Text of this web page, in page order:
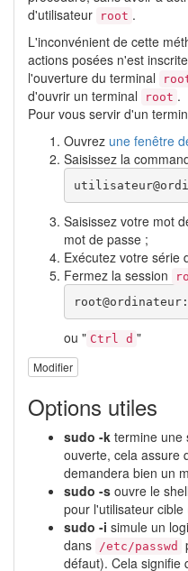
d'utilisateur
root .
L'inconvénient de cette
actions posées n'est
l'ouverture du terminal
d'ouvrir un terminal
root .
Pour vous servir d'un
Ouvrez une fenêtre
Saisissez la
Saisissez votre mot
mot de passe ;
Exécutez votre série
Fermez la session
ou " Ctrl d "
Modifier
Options utiles
sudo -k termine une
ouverte, cela assure
demandera bien un
sudo -s ouvre le
pour l'utilisateur
sudo -i simule un
dans
/etc/passwd
défaut). Cela signifie